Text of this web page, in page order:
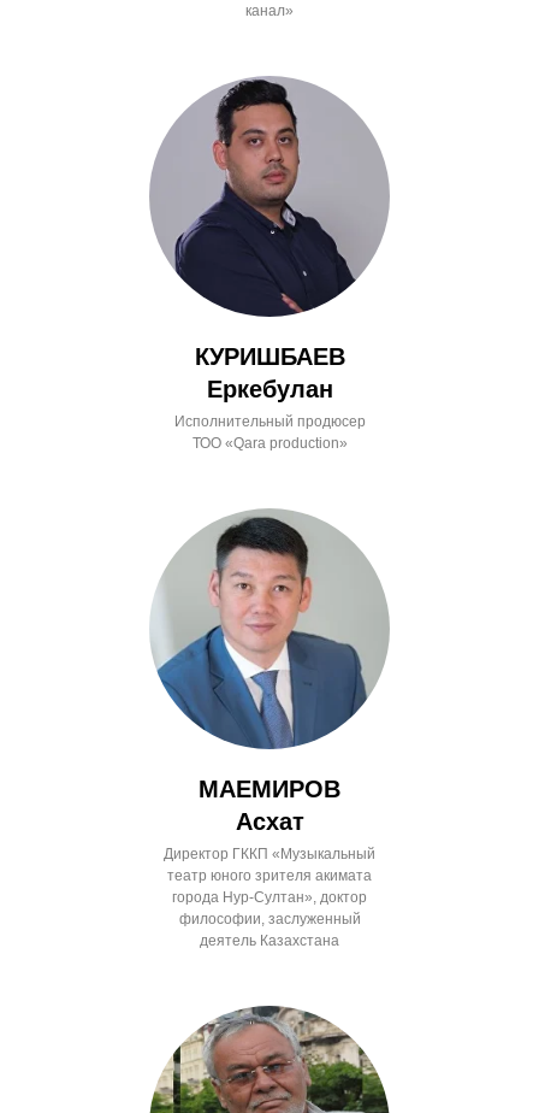
канал»
КУРИШБАЕВ
Еркебулан
Исполнительный продюсер
ТОО «Qara production»
МАЕМИРОВ
Асхат
Директор ГККП «Музыкальный
театр юного зрителя акимата
города Нур-Султан», доктор
философии, заслуженный
деятель Казахстана